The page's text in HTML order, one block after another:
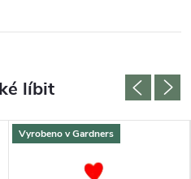
Vyrobeno v Gardners